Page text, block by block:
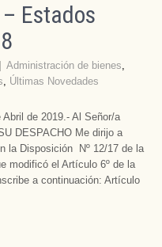
Estados
Administración de bienes,
, Últimas Novedades
de 2019.- Al Señor/a
DESPACHO Me dirijo a
la Disposición Nº 12/17 de la
modificó el Artículo 6º de la
a continuación: Artículo